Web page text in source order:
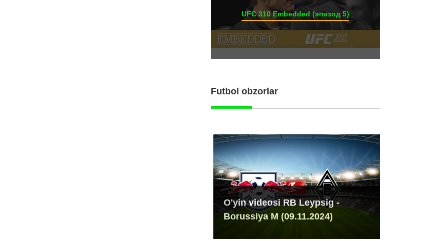
UFC 310 Embedded (эпизод 5)
Futbol obzorlar
O'yin videosi RB Leypsig -
Borussiya M (09.11.2024)